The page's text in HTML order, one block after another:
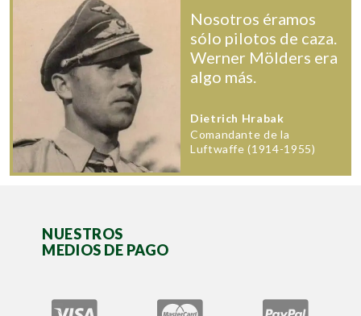
Nosotros éramos
sólo pilotos de caza.
Werner Mölders era
algo más.
Dietrich Hrabak
Comandante de la
Luftwaffe (1914-1955)
NUESTROS
MEDIOS DE PAGO